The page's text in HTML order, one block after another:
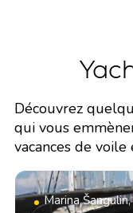
Découvrez
qui vous
vacances de voile
Marina